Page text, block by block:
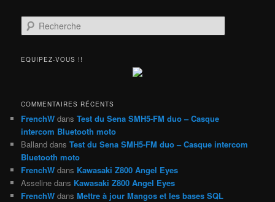
e
h
h
e
EQUIPEZ-VOUS !!
COMMENTAIRES RÉCENTS
FrenchW dansTest du Sena SMH5-FM duo – Casque
intercom Bluetooth moto
Balland dansTest du Sena SMH5-FM duo – Casque intercom
Bluetooth moto
FrenchW dans Kawasaki Z800 Angel Eyes
Asseline dans Kawasaki Z800 Angel Eyes
FrenchW dansMettre à jour Mangos et les bases SQL